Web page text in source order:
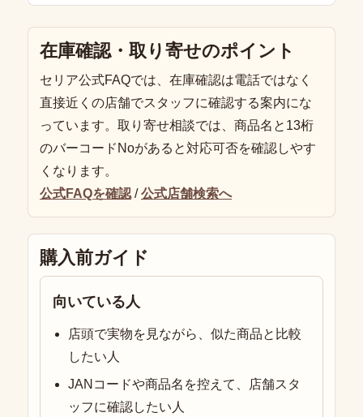
在庫確認・取り寄せのポイント
セリア公式FAQでは、在庫確認は電話ではなく
直接近くの店舗でスタッフに確認する案内にな
っています。取り寄せ相談では、商品名と13桁
のバーコードNoがあると対応可否を確認しやす
くなります。
公式FAQを確認 /公式店舗検索へ
購入前ガイド
向いている人
店頭で実物を見ながら、似た商品と比較
したい人
JANコードや商品名を控えて、店舗スタ
ッフに確認したい人